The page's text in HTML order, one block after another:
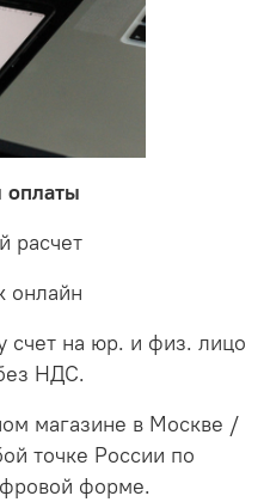
расчет
онлайн
счет на юр. и физ. лицо
НДС.
магазине в Москве /
точке России по
форме.